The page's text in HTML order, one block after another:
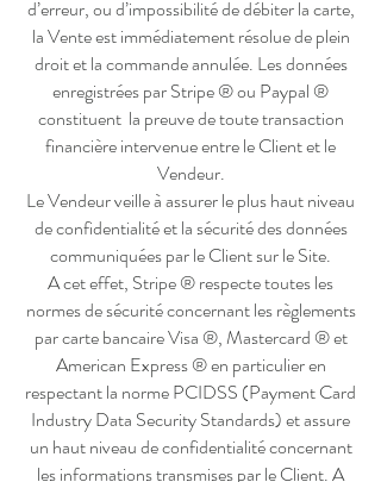
d’erreur, ou d’impossibilité de débiter la carte,
la Vente est immédiatement résolue de plein
droit et la commande annulée. Les données
enregistrées par Stripe ® ou Paypal ®
constituent la preuve de toute transaction
financière intervenue entre le Client et le
Vendeur.
Le Vendeur veille à assurer le plus haut niveau
de confidentialité et la sécurité des données
communiquées par le Client sur le Site.
A cet effet, Stripe ® respecte toutes les
normes de sécurité concernant les règlements
par carte bancaire Visa ®, Mastercard ® et
American Express ® en particulier en
respectant la norme PCIDSS (Payment Card
Industry Data Security Standards) et assure
un haut niveau de confidentialité concernant
les informations transmises par le Client. A